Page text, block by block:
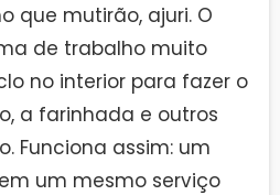
que mutirão, ajuri. O
de trabalho muito
no interior para fazer o
a farinhada e outros
Funciona assim: um
um mesmo serviço